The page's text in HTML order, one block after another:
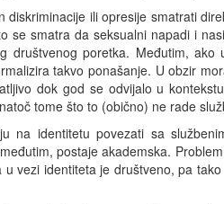
diskriminacije ili opresije smatrati
se smatra da seksualni napadi i
društvenog poretka. Međutim,
takvo ponašanje. U obzir
dok god se odvijalo u
tome što to (obično) ne rade
na identitetu povezati sa
postaje akademska.
vezi identiteta je društveno, pa